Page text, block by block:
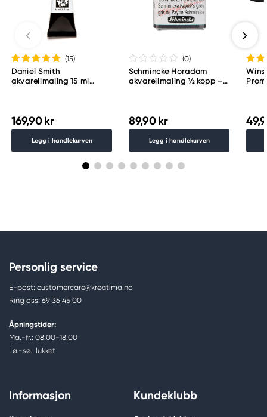
(15)
Daniel Smith
akvarellmaling 15 ml
169,90 kr
Legg i handlekurven
(0)
Schmincke Horadam
akvarellmaling ½ kopp –
89,90 kr
Legg i handlekurven
Personlig service
E-post: customercare@kreatima.no
Ring oss: 69 36 45 00
Åpningstider:
Ma.-fr.: 08.00-18.00
Lø.-sø.: lukket
Informasjon Kundeklubb